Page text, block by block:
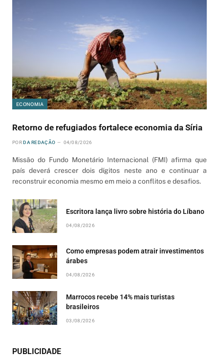
ECONOMIA
Retorno de refugiados fortalece economia da Síria
POR DA REDAÇÃO 04/08/2026
Missão do Fundo Monetário Internacional (FMI) afirma que
país deverá crescer dois dígitos neste ano e continuar a
reconstruir economia mesmo em meio a conflitos e desafios.
Escritora lança livro sobre história do Líbano
04/08/2026
Como empresas podem atrair investimentos
árabes
04/08/2026
Marrocos recebe 14% mais turistas
brasileiros
03/08/2026
PUBLICIDADE